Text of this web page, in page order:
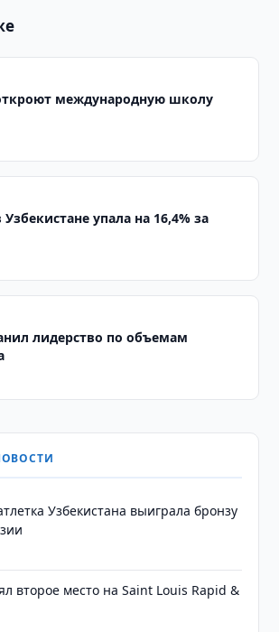
международную школу
упала на 16,4% за
лидерство по объемам
Узбекистана выиграла бронзу
второе место на Saint Louis Rapid &